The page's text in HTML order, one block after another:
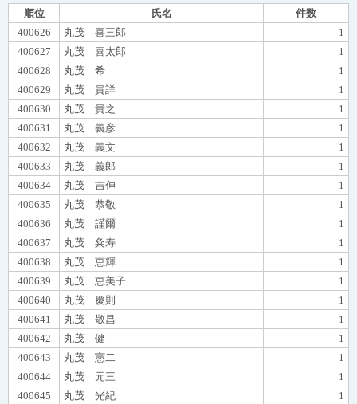
順位 氏名
件数
400626
丸茂 喜三郎
1
400627
丸茂 喜太郎
1
400628
丸茂 希
1
400629
丸茂 貴詳
1
400630
丸茂 貴之
1
400631
丸茂 義彦
1
400632
丸茂 義文
1
400633
丸茂 義郎
1
400634
丸茂 吉伸
1
400635
丸茂 恭敬
1
400636
丸茂 謹爾
1
400637
丸茂 粂寿
1
400638
丸茂 恵輝
1
400639
丸茂 恵美子
1
400640
丸茂 慶則
1
400641
丸茂 敬昌
1
400642
丸茂 健
1
400643
丸茂 憲二
1
400644
丸茂 元三
1
400645
丸茂 光紀 1